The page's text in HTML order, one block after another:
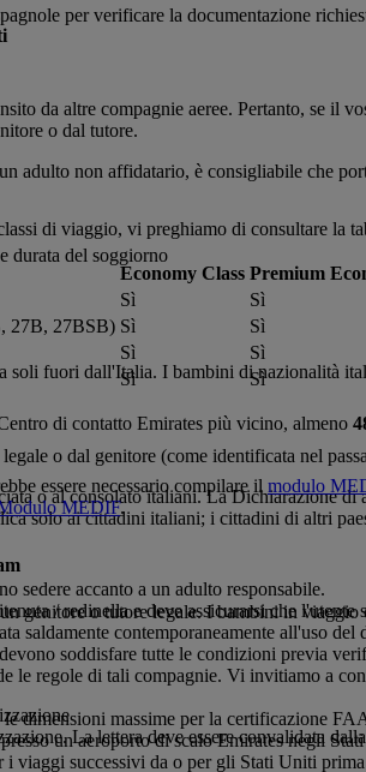
per verificare la documentazione
da altre compagnie aeree. Pertanto, se
o dal tutore.
adulto non affidatario, è consigliabile che
durata del soggiorno
fuori dall'Italia. I bambini di nazionalità
o dal genitore (come identificata nel
o al consolato italiani. La Dichiarazione
solo ai cittadini italiani; i cittadini di altri
genitore o tutore legale. I bambini in
La lettera deve essere convalidata
di viaggio, vi preghiamo di consultare la
Economy Class Premium
Sì Sì
27B, 27BSB) Sì Sì
Sì Sì
Sì Sì
di contatto Emirates più vicino, almeno
essere necessario compilare il modulo
MEDIF.
sedere accanto a un adulto responsabile.
/ redinella e deve assicurarsi che
saldamente contemporaneamente all'uso
soddisfare tutte le condizioni previa
le regole di tali compagnie. Vi invitiamo a
dimensioni massime per la certificazione
un aeroporto di scalo Emirates negli
viaggi successivi da o per gli Stati Uniti